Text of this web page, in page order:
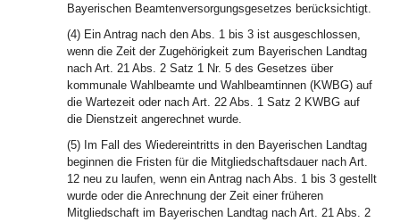
Bayerischen Beamtenversorgungsgesetzes berücksichtigt.
(4) Ein Antrag nach den Abs. 1 bis 3 ist ausgeschlossen,
wenn die Zeit der Zugehörigkeit zum Bayerischen Landtag
nach Art. 21 Abs. 2 Satz 1 Nr. 5 des Gesetzes über
kommunale Wahlbeamte und Wahlbeamtinnen (KWBG) auf
die Wartezeit oder nach Art. 22 Abs. 1 Satz 2 KWBG auf
die Dienstzeit angerechnet wurde.
(5) Im Fall des Wiedereintritts in den Bayerischen Landtag
beginnen die Fristen für die Mitgliedschaftsdauer nach Art.
12 neu zu laufen, wenn ein Antrag nach Abs. 1 bis 3 gestellt
wurde oder die Anrechnung der Zeit einer früheren
Mitgliedschaft im Bayerischen Landtag nach Art. 21 Abs. 2